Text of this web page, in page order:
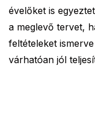
évelőket is
a meglevő tervet,
feltételeket
várhatóan jól